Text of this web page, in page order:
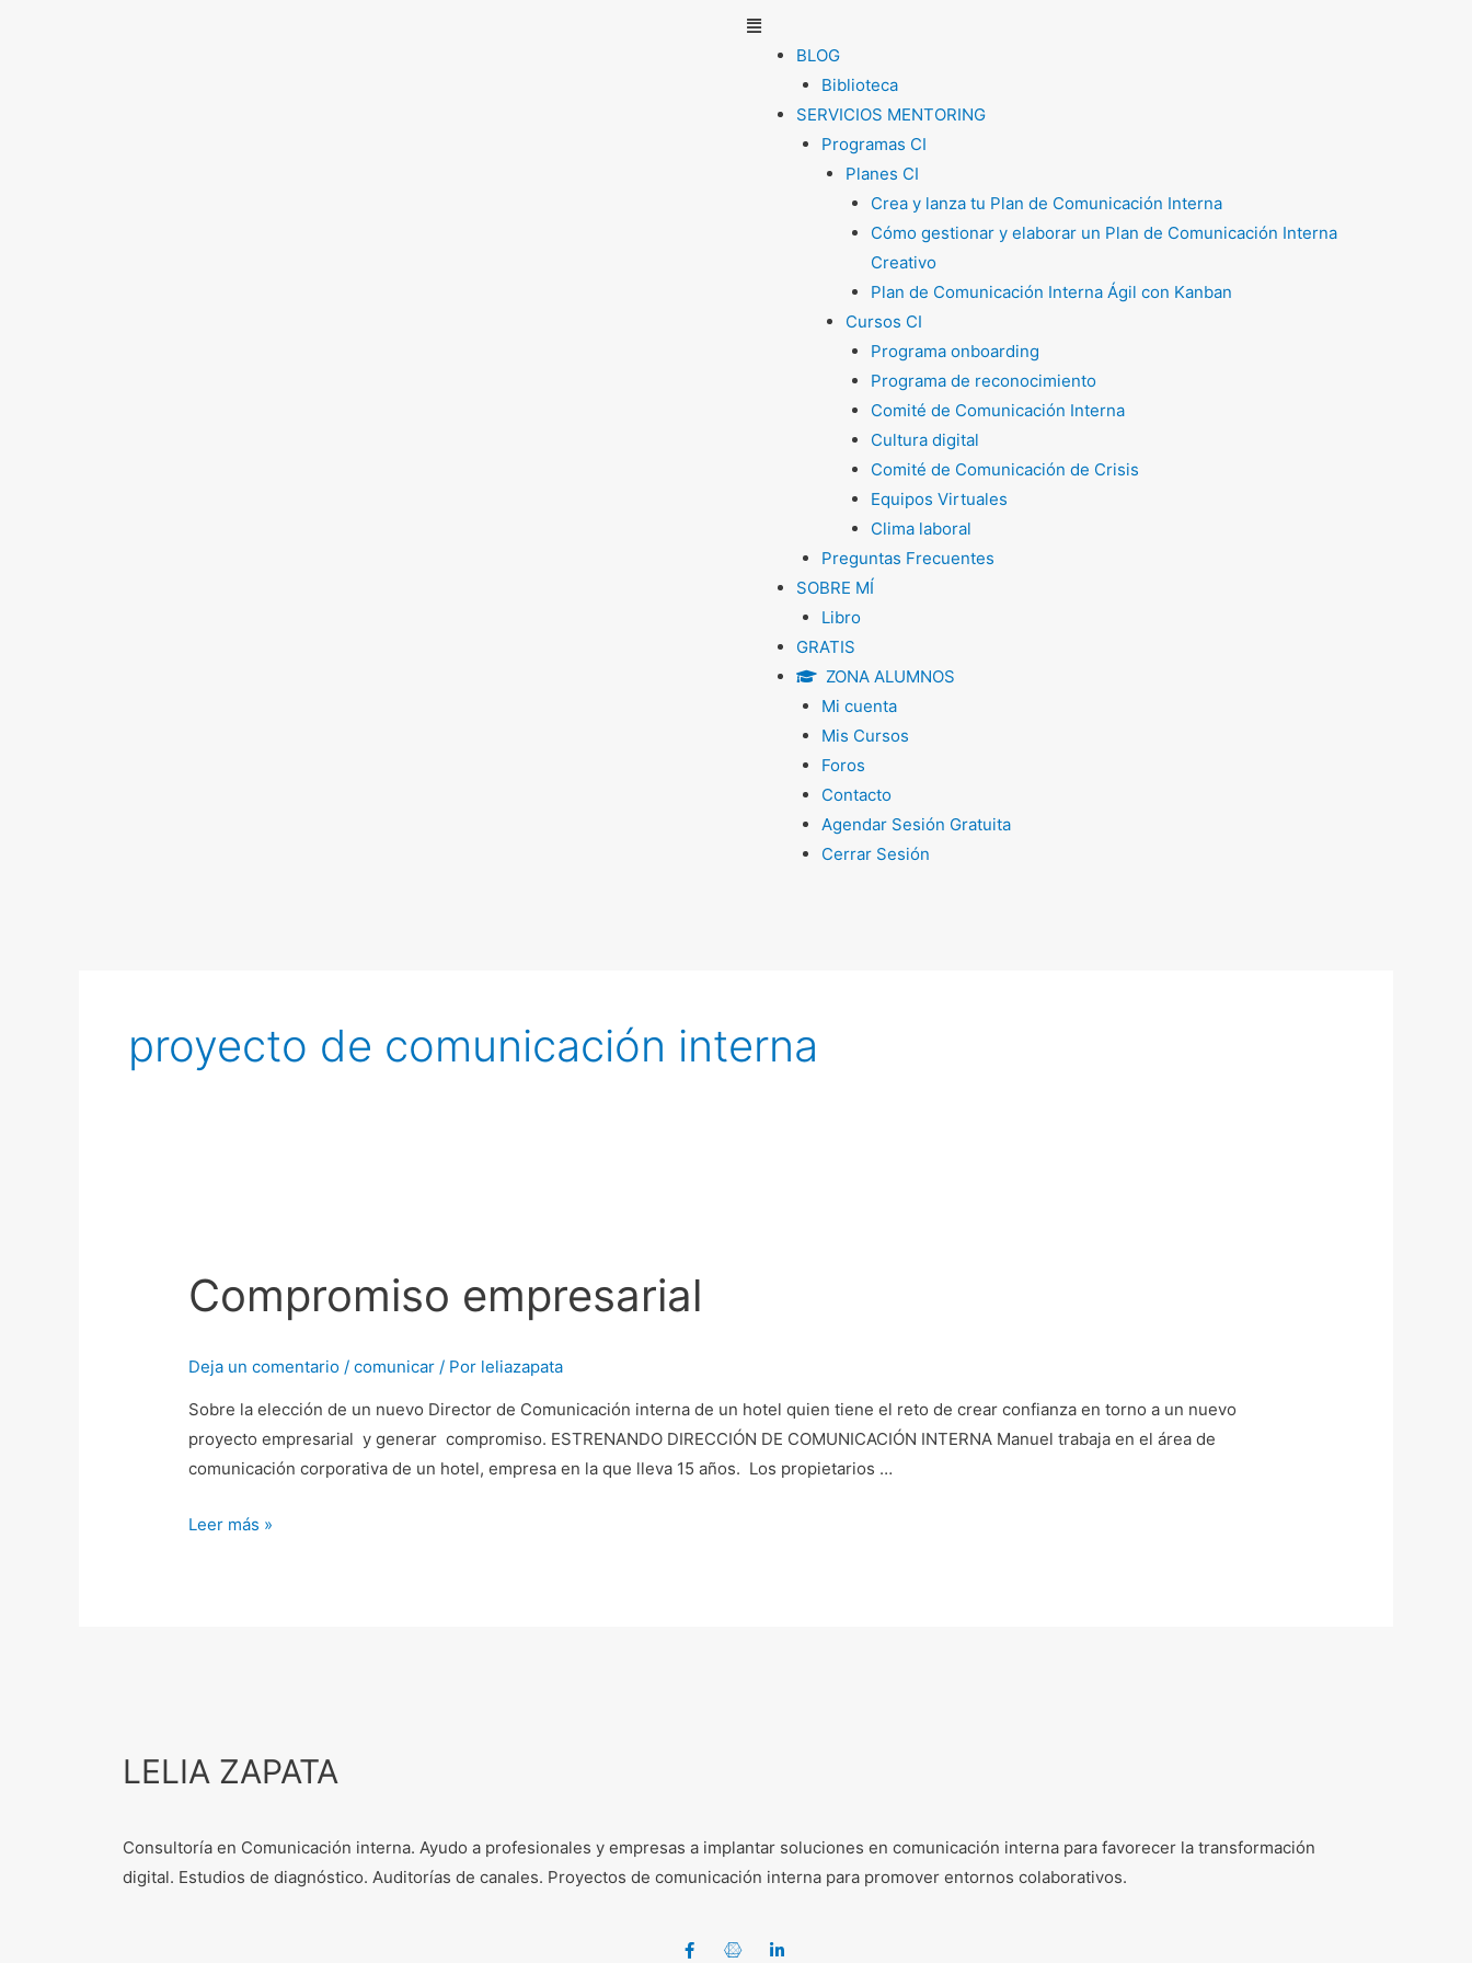
Menú
BLOG
Biblioteca
SERVICIOS MENTORING
Programas CI
Planes CI
Crea y lanza tu Plan de Comunicación Interna
Cómo gestionar y elaborar un Plan de Comunicación Interna
Creativo
Plan de Comunicación Interna Ágil con Kanban
Cursos CI
Programa onboarding
Programa de reconocimiento
Comité de Comunicación Interna
Cultura digital
Comité de Comunicación de Crisis
Equipos Virtuales
Clima laboral
Preguntas Frecuentes
SOBRE MÍ
Libro
GRATIS
ZONA ALUMNOS
Mi cuenta
Mis Cursos
Foros
Contacto
Agendar Sesión Gratuita
Cerrar Sesión
proyecto de comunicación interna
Compromiso empresarial
Deja un comentario /comunicar / Por leliazapata
Sobre la elección de un nuevo Director de Comunicación interna de un hotel quien tiene el reto de crear confianza en torno a un nuevo
proyecto empresarial y generar compromiso. ESTRENANDO DIRECCIÓN DE COMUNICACIÓN INTERNA Manuel trabaja en el área de
comunicación corporativa de un hotel, empresa en la que lleva 15 años. Los propietarios …
Leer más »
LELIA ZAPATA
Consultoría en Comunicación interna. Ayudo a profesionales y empresas a implantar soluciones en comunicación interna para favorecer la transformación
digital. Estudios de diagnóstico. Auditorías de canales. Proyectos de comunicación interna para promover entornos colaborativos.